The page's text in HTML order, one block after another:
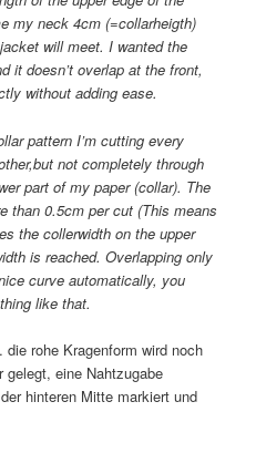
my neck 4cm (=collarheigth)
will meet. I wanted the
it doesn’t overlap at the front,
without adding ease.
pattern I’m cutting every
not completely through
part of my paper (collar). The
than 0.5cm per cut (This means
the collerwidth on the upper
is reached. Overlapping only
curve automatically, you
like that.
rohe Kragenform wird noch
eine Nahtzugabe
hinteren Mitte markiert und